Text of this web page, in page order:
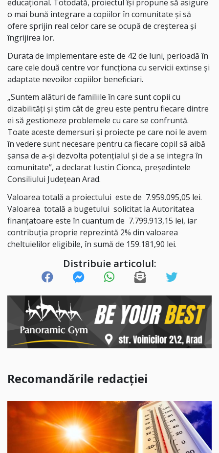
educațional. Totodată, proiectul își propune să asigure
o mai bună integrare a copiilor în comunitate și să
ofere sprijin real celor care se ocupă de creșterea și
îngrijirea lor.
Durata de implementare este de 42 de luni, perioadă în
care cele două centre vor funcționa cu servicii extinse și
adaptate nevoilor copiilor beneficiari.
„Suntem alături de familiile în care sunt copii cu
dizabilități și știm cât de greu este pentru fiecare dintre
ei să gestioneze problemele cu care se confruntă.
Toate aceste demersuri și proiecte pe care noi le avem
în vedere sunt necesare pentru ca fiecare copil să aibă
șansa de a-și dezvolta potențialul și de a se integra în
comunitate”, a declarat Iustin Cionca, președintele
Consiliului Județean Arad.
Valoarea totală a proiectului este de 7.959.095,05 lei.
Valoarea totală a bugetului solicitat la Autoritatea
finanțatoare este în cuantum de 7.799.913,15 lei, iar
contribuția proprie reprezintă 2% din valoarea
cheltuielilor eligibile, în sumă de 159.181,90 lei.
Distribuie articolul:
Recomandările redacției